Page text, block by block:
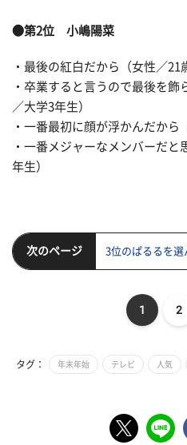
●第2位 小嶋陽菜
・最後の紅白だから（女性／21
・卒業すると言うので最後を飾
／大学3年生）
・一番最初に顔が浮かんだから
・一番メジャーなメンバーだと
年生）
次のページ 3位のぱるるを選
1 2
タグ： 年末年始 テレビ 人気